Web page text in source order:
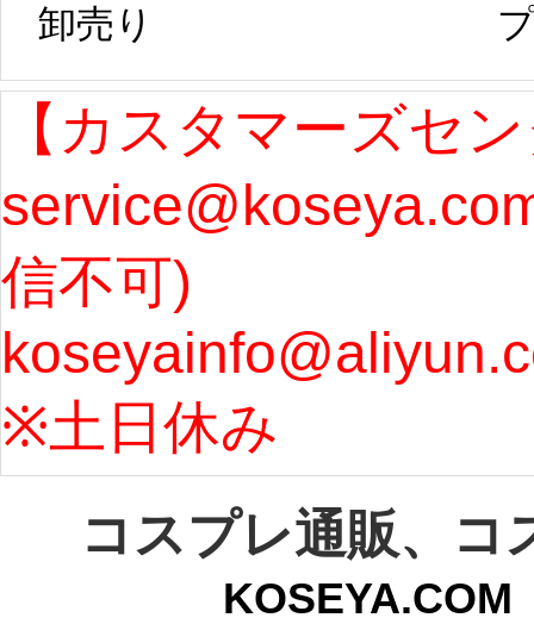
発送予定となり
ます。 ...[more]
たし
ル期
まで
う...
卸売り
【カスタマーズセ
信不可)
※土日休み
コスプレ通販、コ